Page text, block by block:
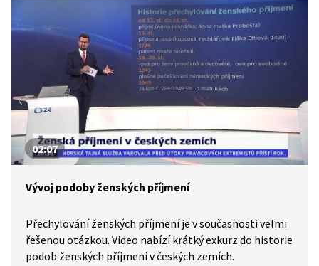
02:07
Vývoj podoby ženských příjmení
Přechylování ženských příjmení je v současnosti velmi
řešenou otázkou. Video nabízí krátký exkurz do historie
podob ženských příjmení v českých zemích.